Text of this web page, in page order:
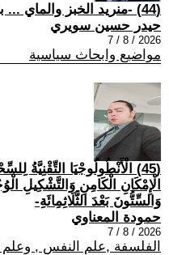
(44) -منريد الخبز والماي ... بس سالم ابو عداي-
حيدر حسين سويري
2026 / 8 / 7
مواضيع وابحاث سياسية
(45) الْأَنْطُولُوجْيَا التِّقْنِيَّةُ
الْإِمْكَانِ الْكَامِنِ وَالتَّشْكِيلِ
وَالسِّتُّونَ بَعْدَ الثَّلَاثِمِائَةِ-
حمودة المعناوي
2026 / 8 / 7
الفلسفة ,علم النفس , وعلم